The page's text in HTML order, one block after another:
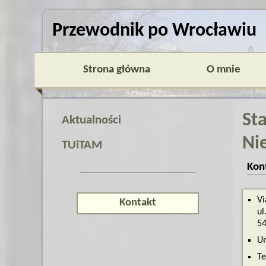
Przewodnik po Wrocławiu
Strona główna O mnie
Aktualności
TUiTAM
Kontakt